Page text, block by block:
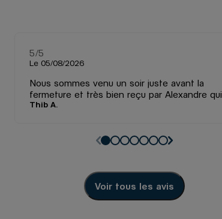
5/5
Le 05/08/2026
Nous sommes venu un soir juste avant la
fermeture et très bien reçu par Alexandre qui
nous a gentiment réparer le fermoir d’une
Thib A.
Voir tous les avis